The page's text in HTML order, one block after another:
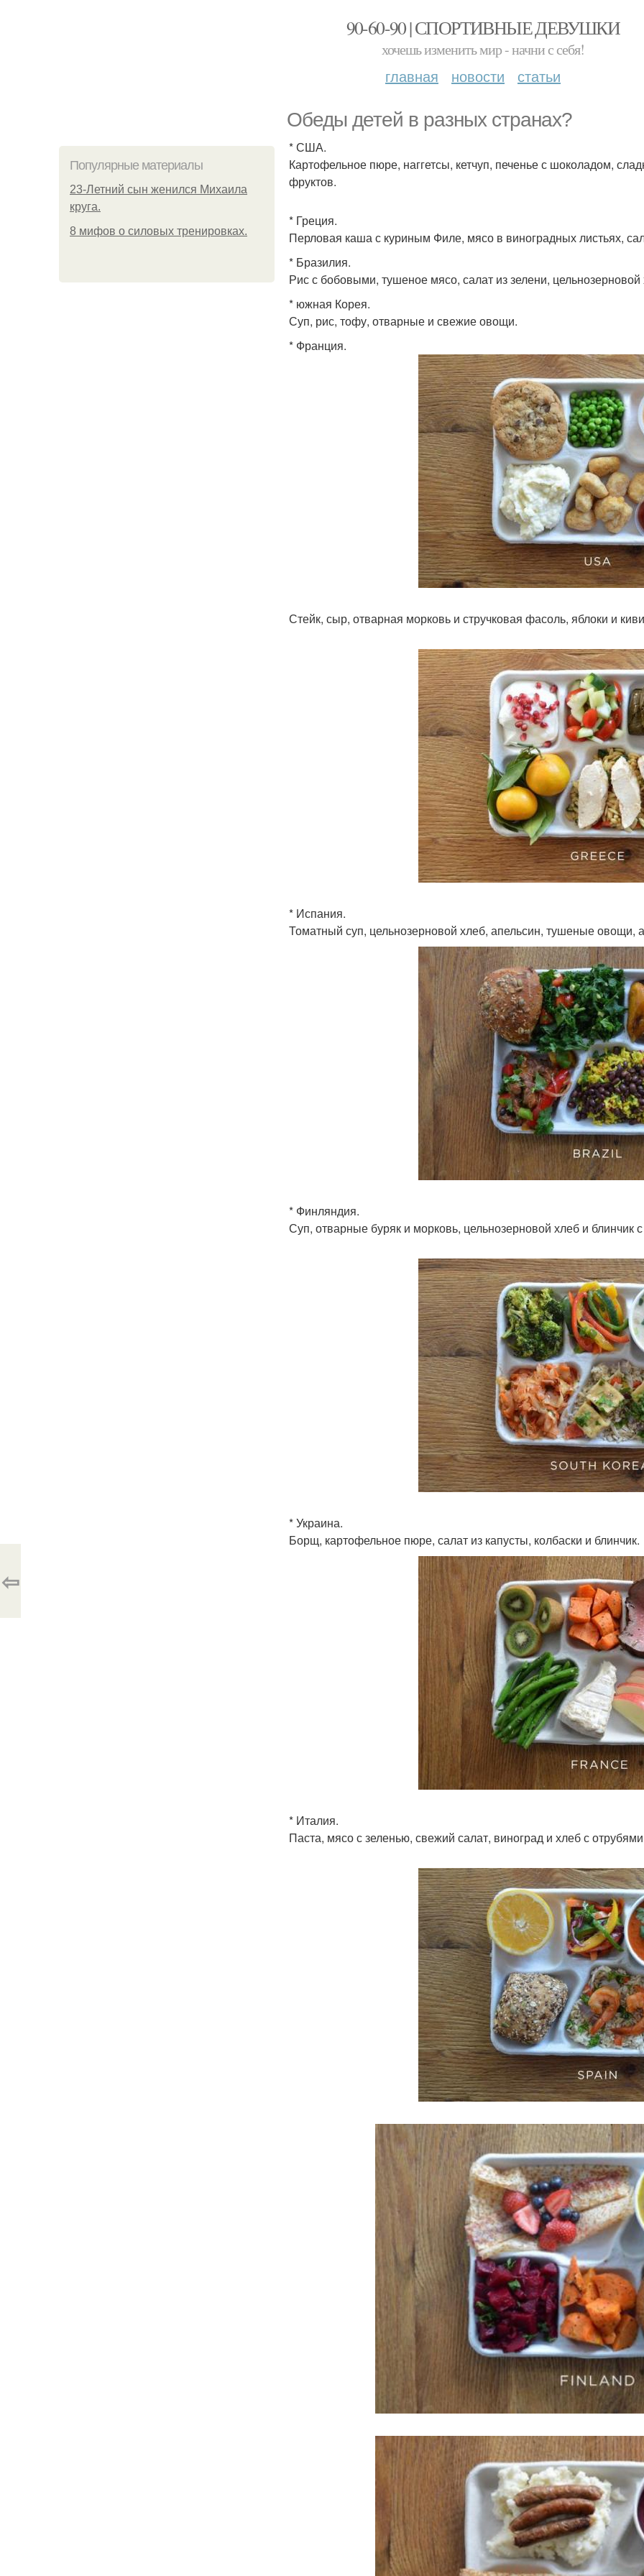
90-60-90 | СПОРТИВНЫЕ ДЕВУШКИ
хочешь изменить мир - начни с себя!
главная новости статьи
Обеды детей в разных странах?
Популярные материалы
23-Летний сын женился Михаила
круга.
8 мифов о силовых тренировках.
* США.
Картофельное пюре, наггетсы, кетчуп, печенье с шоколадом,
фруктов.
* Греция.
Перловая каша с куриным Филе, мясо в виноградных листьях,
* Бразилия.
Рис с бобовыми, тушеное мясо, салат из зелени,
* южная Корея.
Суп, рис, тофу, отварные и свежие овощи.
* Франция.
Стейк, сыр, отварная морковь и стручковая фасоль, яблоки и
* Испания.
Томатный суп, цельнозерновой хлеб, апельсин, тушеные овощи,
* Финляндия.
Суп, отварные буряк и морковь, цельнозерновой хлеб и блинчик
* Украина.
Борщ, картофельное пюре, салат из капусты, колбаски и блинчик.
* Италия.
Паста, мясо с зеленью, свежий салат, виноград и хлеб с
⇦